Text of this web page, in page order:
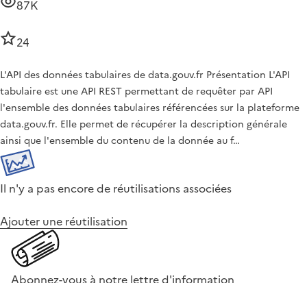
87K
24
L'API des données tabulaires de data.gouv.fr Présentation L'API
tabulaire est une API REST permettant de requêter par API
l'ensemble des données tabulaires référencées sur la plateforme
data.gouv.fr. Elle permet de récupérer la description générale
ainsi que l'ensemble du contenu de la donnée au f…
Il n'y a pas encore de réutilisations associées
Ajouter une réutilisation